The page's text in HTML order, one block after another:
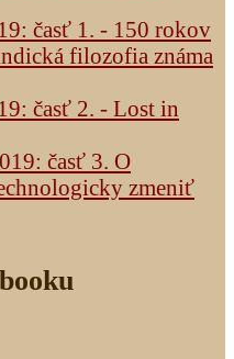
časť 1. - 150 rokov
filozofia známa
časť 2. - Lost in
časť 3. O
zmeniť